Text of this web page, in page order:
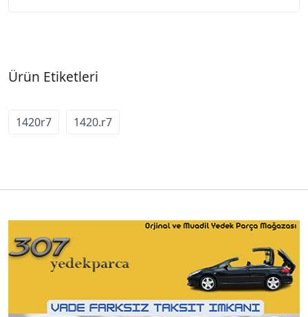
Ürün Etiketleri
1420r7 1420.r7